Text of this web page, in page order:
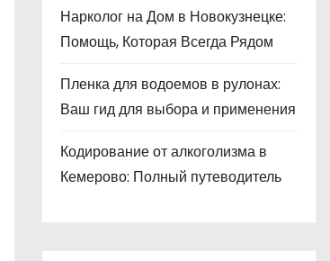
Нарколог на Дом в Новокузнецке:
Помощь, Которая Всегда Рядом
Пленка для водоемов в рулонах:
Ваш гид для выбора и применения
Кодирование от алкоголизма в
Кемерово: Полный путеводитель